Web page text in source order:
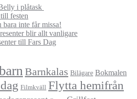
i plåtask
festen
inte får missa!
blir allt vanligare
till Fars Dag
Barnkalas Bilägare Bokmalen
Filmkväll Flytta hemifrån